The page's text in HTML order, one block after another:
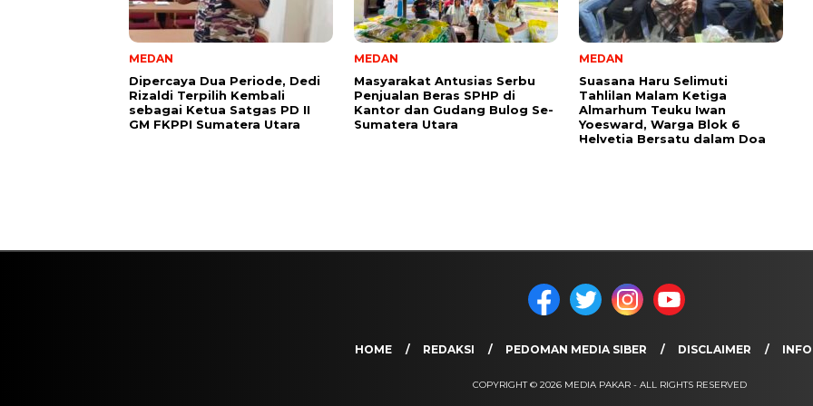
MEDAN
Dipercaya Dua Periode, Dedi
Rizaldi Terpilih Kembali
sebagai Ketua Satgas PD II
GM FKPPI Sumatera Utara
MEDAN
Masyarakat Antusias Serbu
Penjualan Beras SPHP di
Kantor dan Gudang Bulog Se-
Sumatera Utara
MEDAN
Suasana Haru Selimuti
Tahlilan Malam Ketiga
Almarhum Teuku Iwan
Yoesward, Warga Blok 6
Helvetia Bersatu dalam Doa
HOME REDAKSI PEDOMAN MEDIA SIBER DISCLAIMER
COPYRIGHT © 2026 MEDIA PAKAR - ALL RIGHTS RESERVED